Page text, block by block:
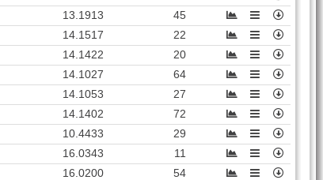
72779 Ragusa (RG )
81 10577
Melito di Porto Salvo
RC)
6179 Gangi (PA
64 4415
Santo Stefano di
Camastra (ME)
79 3089 Castellana Sicula (PA)
85 71937 Gela (CL)
13.1913
45
14.1517
22
14.1422
20
14.1027
64
14.1053
27
14.1402
72
10.4433
29
16.0343
11
16.0200
54